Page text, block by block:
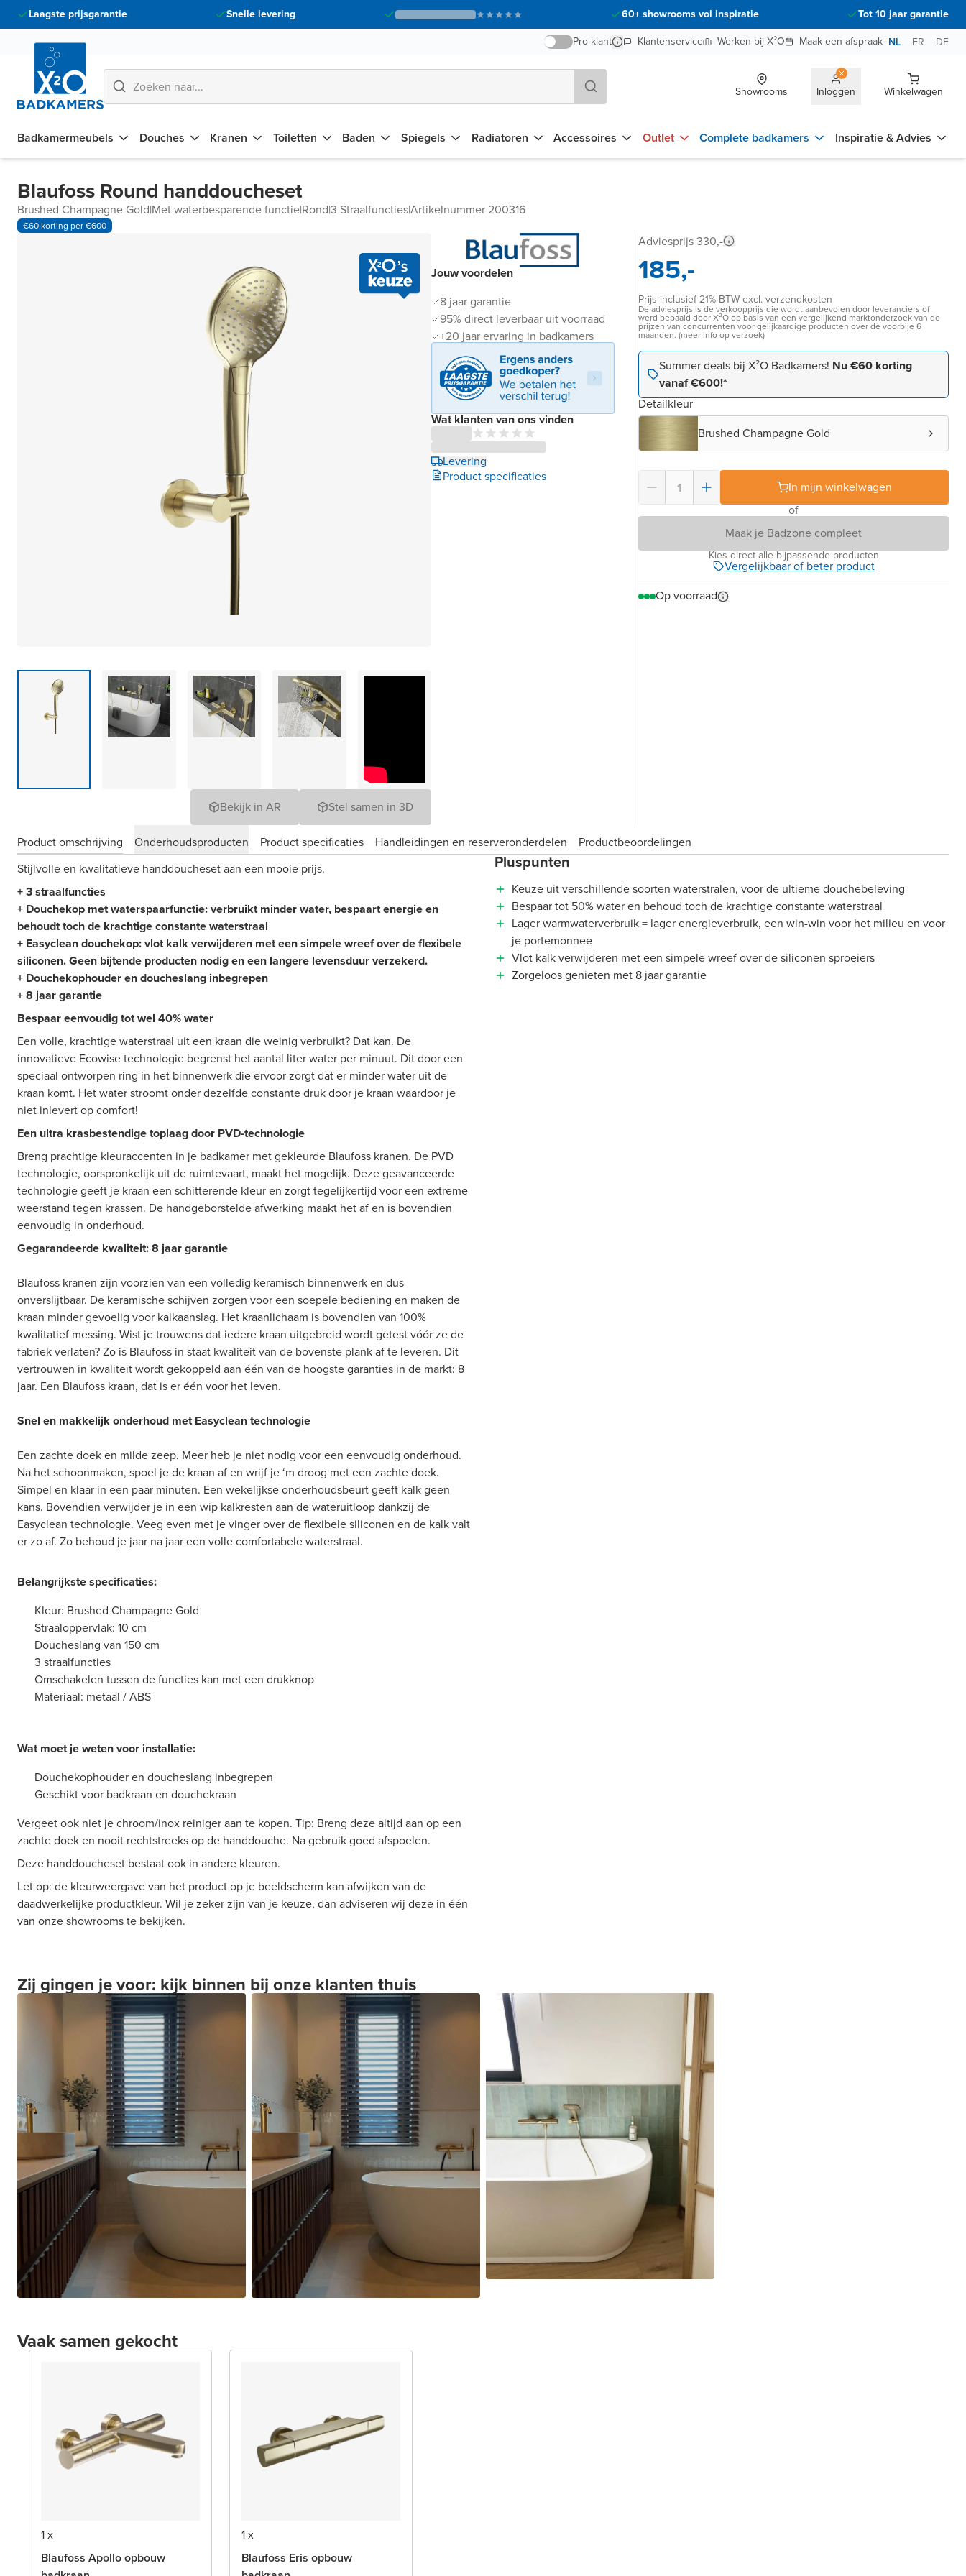
Laagste prijsgarantie Snelle levering 60+ showrooms vol inspiratie
Tot 10 jaar garantie
Pro-klant
Klantenservice Werken bij X²O Maak een afspraak NL FR DE
Showrooms Inloggen Winkelwagen
Badkamermeubels Douches Kranen Toiletten Baden Spiegels Radiatoren Accessoires Outlet Complete badkamers Inspiratie & Advies
Blaufoss Round handdoucheset
Brushed Champagne Gold|Met waterbesparende functie|Rond|3 Straalfuncties|Artikelnummer 200316
€60 korting per €600
Bekijk in AR Stel samen in 3D
Jouw voordelen
8 jaar garantie
95% direct leverbaar uit voorraad
+20 jaar ervaring in badkamers
Wat klanten van ons vinden
Levering
Product specificaties
Adviesprijs 330,-
185,-
Prijs inclusief 21% BTW excl. verzendkosten
De adviesprijs is de verkoopprijs die wordt aanbevolen door leveranciers of
werd bepaald door X²O op basis van een vergelijkend marktonderzoek van de
prijzen van concurrenten voor gelijkaardige producten over de voorbije 6
maanden. (meer info op verzoek)
Summer deals bij X²O Badkamers! Nu €60 korting
vanaf €600!*
Detailkleur
Brushed Champagne Gold
In mijn winkelwagen
of
Maak je Badzone compleet
Kies direct alle bijpassende producten
Vergelijkbaar of beter product
Op voorraad
Product omschrijving Onderhoudsproducten Product specificaties Handleidingen en reserveronderdelen
Product­beoordelingen
Stijlvolle en kwalitatieve handdoucheset aan een mooie prijs.
+ 3 straalfuncties
+ Douchekop met waterspaarfunctie: verbruikt minder water, bespaart energie en
behoudt toch de krachtige constante waterstraal
+ Easyclean douchekop: vlot kalk verwijderen met een simpele wreef over de flexibele
siliconen. Geen bijtende producten nodig en een langere levensduur verzekerd.
+ Douchekophouder en doucheslang inbegrepen
+ 8 jaar garantie
Bespaar eenvoudig tot wel 40% water
Een volle, krachtige waterstraal uit een kraan die weinig verbruikt? Dat kan. De
innovatieve Ecowise technologie begrenst het aantal liter water per minuut. Dit door een
speciaal ontworpen ring in het binnenwerk die ervoor zorgt dat er minder water uit de
kraan komt. Het water stroomt onder dezelfde constante druk door je kraan waardoor je
niet inlevert op comfort!
Een ultra krasbestendige toplaag door PVD-technologie
Breng prachtige kleuraccenten in je badkamer met gekleurde Blaufoss kranen. De PVD
technologie, oorspronkelijk uit de ruimtevaart, maakt het mogelijk. Deze geavanceerde
technologie geeft je kraan een schitterende kleur en zorgt tegelijkertijd voor een extreme
weerstand tegen krassen. De handgeborstelde afwerking maakt het af en is bovendien
eenvoudig in onderhoud.
Gegarandeerde kwaliteit: 8 jaar garantie
Blaufoss kranen zijn voorzien van een volledig keramisch binnenwerk en dus
onverslijtbaar. De keramische schijven zorgen voor een soepele bediening en maken de
kraan minder gevoelig voor kalkaanslag. Het kraanlichaam is bovendien van 100%
kwalitatief messing. Wist je trouwens dat iedere kraan uitgebreid wordt getest vóór ze de
fabriek verlaten? Zo is Blaufoss in staat kwaliteit van de bovenste plank af te leveren. Dit
vertrouwen in kwaliteit wordt gekoppeld aan één van de hoogste garanties in de markt: 8
jaar. Een Blaufoss kraan, dat is er één voor het leven.
Snel en makkelijk onderhoud met Easyclean technologie
Een zachte doek en milde zeep. Meer heb je niet nodig voor een eenvoudig onderhoud.
Na het schoonmaken, spoel je de kraan af en wrijf je ‘m droog met een zachte doek.
Simpel en klaar in een paar minuten. Een wekelijkse onderhoudsbeurt geeft kalk geen
kans. Bovendien verwijder je in een wip kalkresten aan de wateruitloop dankzij de
Easyclean technologie. Veeg even met je vinger over de flexibele siliconen en de kalk valt
er zo af. Zo behoud je jaar na jaar een volle comfortabele waterstraal.
Belangrijkste specificaties:
Kleur: Brushed Champagne Gold
Straaloppervlak: 10 cm
Doucheslang van 150 cm
3 straalfuncties
Omschakelen tussen de functies kan met een drukknop
Materiaal: metaal / ABS
Wat moet je weten voor installatie:
Douchekophouder en doucheslang inbegrepen
Geschikt voor badkraan en douchekraan
Vergeet ook niet je chroom/inox reiniger aan te kopen. Tip: Breng deze altijd aan op een
zachte doek en nooit rechtstreeks op de handdouche. Na gebruik goed afspoelen.
Deze handdoucheset bestaat ook in andere kleuren.
Let op: de kleurweergave van het product op je beeldscherm kan afwijken van de
daadwerkelijke productkleur. Wil je zeker zijn van je keuze, dan adviseren wij deze in één
van onze showrooms te bekijken.
Pluspunten
Keuze uit verschillende soorten waterstralen, voor de ultieme douchebeleving
Bespaar tot 50% water en behoud toch de krachtige constante waterstraal
Lager warmwaterverbruik = lager energieverbruik, een win-win voor het milieu en voor
je portemonnee
Vlot kalk verwijderen met een simpele wreef over de siliconen sproeiers
Zorgeloos genieten met 8 jaar garantie
Zij gingen je voor: kijk binnen bij onze klanten thuis
Vaak samen gekocht
1 x
Blaufoss Apollo opbouw
1 x
Blaufoss Eris opbouw